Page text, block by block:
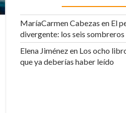
MaríaCarmen Cabezas en El
divergente: los seis sombreros
Elena Jiménezen Los ocho
que ya deberías haber leído